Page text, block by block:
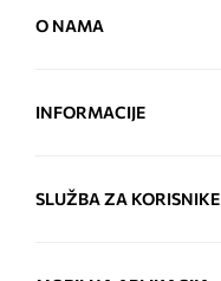
O NAMA
INFORMACIJE
SLUŽBA ZA KORISNIKE